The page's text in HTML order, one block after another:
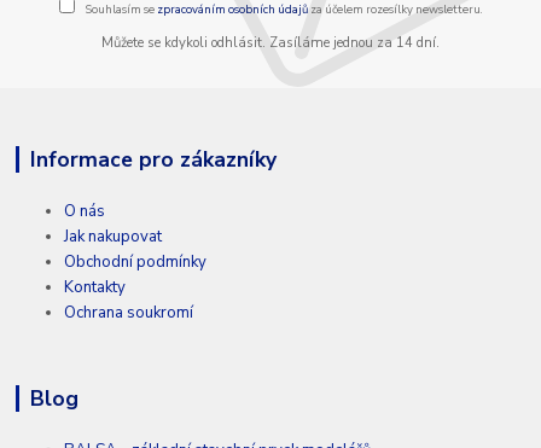
Souhlasím se zpracováním osobních údajůza účelem rozesílky newsletteru.
Můžete se kdykoli odhlásit. Zasíláme jednou za 14 dní.
Informace pro zákazníky
O nás
Jak nakupovat
Obchodní podmínky
Kontakty
Ochrana soukromí
Blog